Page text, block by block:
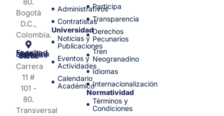
Bogotá
D.C.,
Colombia.
Facultad de Medicina y Ciencias de la Salud
Carrera
11 #
101 -
80.
Transversal
Administrativos
Contratistas
Universidad
Noticias y
Publicaciones
Eventos y
Actividades
Calendario
Académico
Participa
Transparencia
Derechos
Pecunarios
Tren
Neogranadino
Idiomas
Internacionalización
Normatividad
Términos y
Condiciones